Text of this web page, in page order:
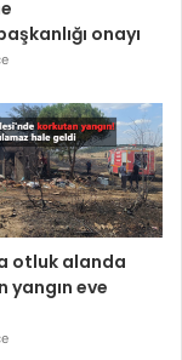
onayı
otluk alanda
yangın eve